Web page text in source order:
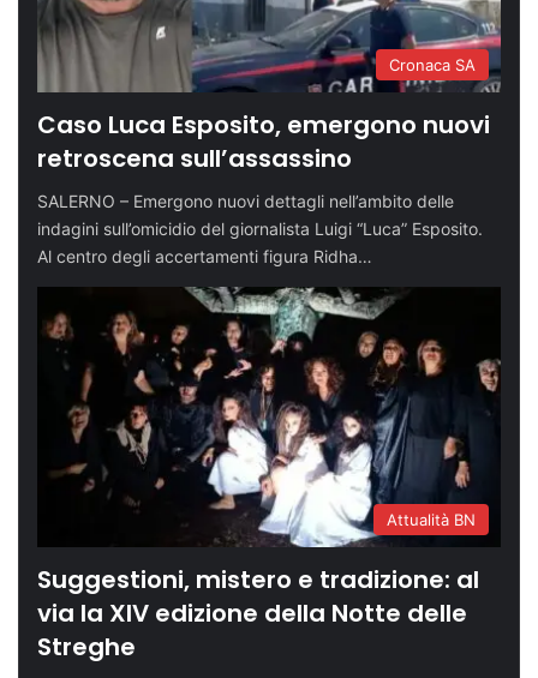
Cronaca SA
Caso Luca Esposito, emergono nuovi
retroscena sull’assassino
SALERNO – Emergono nuovi dettagli nell’ambito delle
indagini sull’omicidio del giornalista Luigi “Luca” Esposito.
Al centro degli accertamenti figura Ridha…
Attualità BN
Suggestioni, mistero e tradizione: al
via la XIV edizione della Notte delle
Streghe